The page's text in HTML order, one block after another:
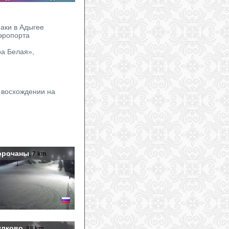
в Адыгее
Белая»,
на
, 7 km